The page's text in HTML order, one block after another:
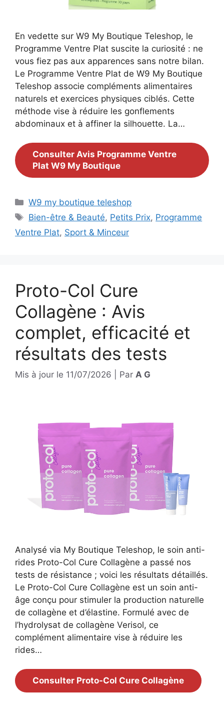
En vedette sur W9 My Boutique Teleshop, le
Programme Ventre Plat suscite la curiosité : ne
vous fiez pas aux apparences sans notre bilan.
Le Programme Ventre Plat de W9 My Boutique
Teleshop associe compléments alimentaires
naturels et exercices physiques ciblés. Cette
méthode vise à réduire les gonflements
abdominaux et à affiner la silhouette. La…
Consulter Avis Programme Ventre
Plat W9 My Boutique
Catégories
W9 my boutique teleshop
Étiquettes
Bien-être & Beauté, Petits Prix, Programme
Ventre Plat, Sport & Minceur
Proto-Col Cure
Collagène : Avis
complet, efficacité et
résultats des tests
Mis à jour le 11/07/2026 Par A G
Analysé via My Boutique Teleshop, le soin anti-
rides Proto-Col Cure Collagène a passé nos
tests de résistance ; voici les résultats détaillés.
Le Proto-Col Cure Collagène est un soin anti-
âge conçu pour stimuler la production naturelle
de collagène et d’élastine. Formulé avec de
l’hydrolysat de collagène Verisol, ce
complément alimentaire vise à réduire les
rides…
Consulter Proto-Col Cure Collagène